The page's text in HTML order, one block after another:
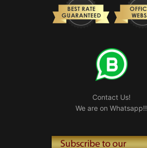
Contact Us!
We are on Whatsapp!!